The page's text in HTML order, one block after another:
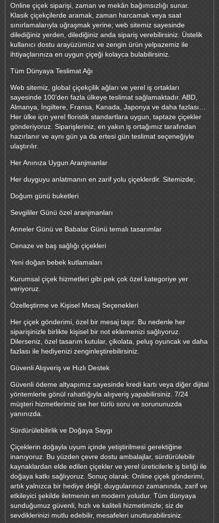
Online çiçek siparişi, zaman ve mekân bağımsızlığı sunar.
Klasik çiçekçilerde aramak, zaman harcamak veya saat
sınırlamalarıyla uğraşmak yerine; web sitemiz sayesinde
dilediğiniz yerden, dilediğiniz anda sipariş verebilirsiniz. Üstelik
kullanıcı dostu arayüzümüz ve zengin ürün yelpazemiz ile
ihtiyaçlarınıza en uygun çiçeği kolayca bulabilirsiniz.
Tüm Dünyaya Teslimat Ağı
Web sitemiz, global çiçekçilik ağları ve yerel iş ortakları
sayesinde 100’den fazla ülkeye teslimat sağlamaktadır. ABD,
Almanya, İngiltere, Fransa, Kanada, Japonya ve daha fazlası…
Her ülke için yerel floristik standartlara uygun, taptaze çiçekler
gönderiyoruz. Siparişleriniz, en yakın iş ortağımız tarafından
hazırlanır ve aynı gün ya da ertesi gün teslimat seçeneğiyle
ulaştırılır.
Her Anınıza Uygun Aranjmanlar
Her duyguyu anlatmanın en zarif yolu çiçeklerdir. Sitemizde;
Doğum günü buketleri
Sevgililer Günü özel aranjmanları
Anneler Günü ve Babalar Günü temalı tasarımlar
Cenaze ve baş sağlığı çiçekleri
Yeni doğan bebek kutlamaları
Kurumsal çiçek hizmetleri gibi pek çok özel kategoriye yer
veriyoruz.
Özelleştirme ve Kişisel Mesaj Seçenekleri
Her çiçek gönderimi, özel bir mesaj taşır. Bu nedenle her
siparişinizle birlikte kişisel bir not eklemenizi sağlıyoruz.
Dilerseniz, özel tasarım kutular, çikolata, peluş oyuncak ve daha
fazlası ile hediyenizi zenginleştirebilirsiniz.
Güvenli Alışveriş ve Hızlı Destek
Güvenli ödeme altyapımız sayesinde kredi kartı veya diğer dijital
yöntemlerle gönül rahatlığıyla alışveriş yapabilirsiniz. 7/24
müşteri hizmetlerimiz ise her türlü soru ve sorununuzda
yanınızda.
Sürdürülebilirlik ve Doğaya Saygı
Çiçeklerin doğayla uyum içinde yetiştirilmesi gerektiğine
inanıyoruz. Bu yüzden çevre dostu ambalajlar, sürdürülebilir
kaynaklardan elde edilen çiçekler ve yerel üreticilerle iş birliği ile
doğaya katkı sağlıyoruz. Sonuç olarak: Online çiçek gönderimi,
artık yalnızca bir hediye değil; duygularınızı zamanında, zarif ve
etkileyici şekilde iletmenin en modern yoludur. Tüm dünyaya
sunduğumuz güvenli, hızlı ve kaliteli hizmetimizle; siz de
sevdiklerinizi mutlu edebilir, mesafeleri unutturabilirsiniz.